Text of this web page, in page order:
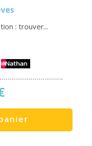
: trouver...